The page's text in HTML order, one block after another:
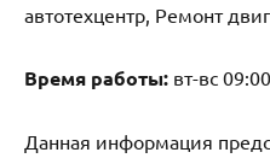
автотехцентр, Ремонт
Время работы: вт-вс
Данная информация